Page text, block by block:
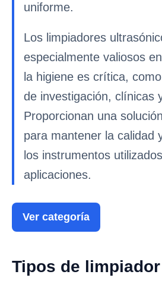
uniforme.
Los limpiadores
especialmente valiosos
la higiene es crítica,
de investigación, clínicas
Proporcionan una
para mantener la calidad
los instrumentos
aplicaciones.
Ver categoría
Tipos de limpiador